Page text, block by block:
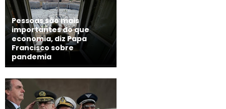
Pessoas são mais
importantes do que
economia, diz Papa
Francisco sobre
pandemia